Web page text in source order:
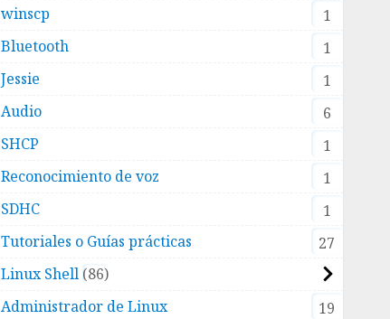
winscp
1
Bluetooth
1
Jessie
1
Audio
6
SHCP
1
Reconocimiento de voz
1
SDHC
1
Tutoriales o Guías prácticas
27
Linux Shell 86
Administrador de Linux
19